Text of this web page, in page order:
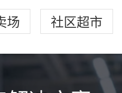
场 社区超市